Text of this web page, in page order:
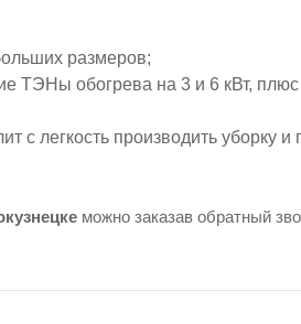
размеров;
ТЭНы обогрева на 3 и 6 кВт,
с легкость производить уборку
можно заказав обратный